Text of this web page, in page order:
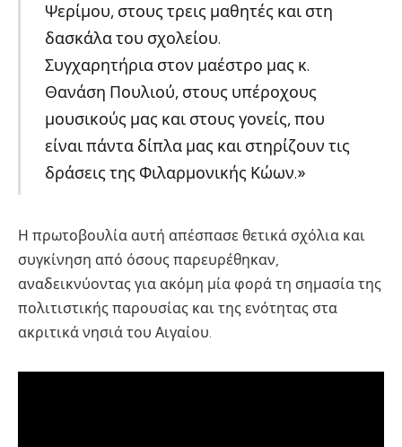
Ψερίμου, στους τρεις μαθητές και στη
δασκάλα του σχολείου.
Συγχαρητήρια στον μαέστρο μας κ.
Θανάση Πουλιού, στους υπέροχους
μουσικούς μας και στους γονείς, που
είναι πάντα δίπλα μας και στηρίζουν τις
δράσεις της Φιλαρμονικής Κώων.»
Η πρωτοβουλία αυτή απέσπασε θετικά σχόλια και
συγκίνηση από όσους παρευρέθηκαν,
αναδεικνύοντας για ακόμη μία φορά τη σημασία της
πολιτιστικής παρουσίας και της ενότητας στα
ακριτικά νησιά του Αιγαίου.